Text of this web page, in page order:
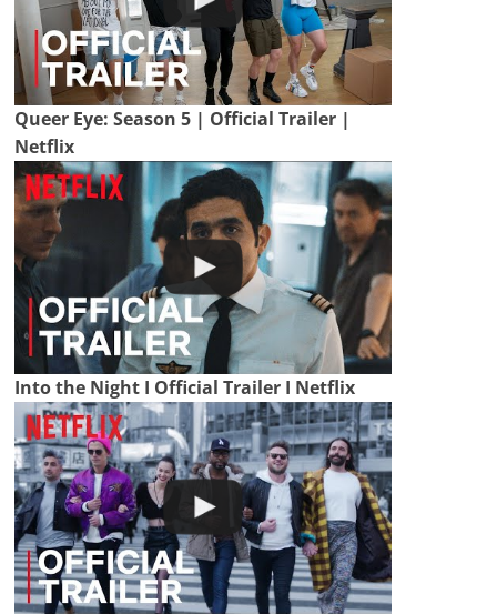
Queer Eye: Season 5 | Official Trailer |
Netflix
Into the Night I Official Trailer I Netflix